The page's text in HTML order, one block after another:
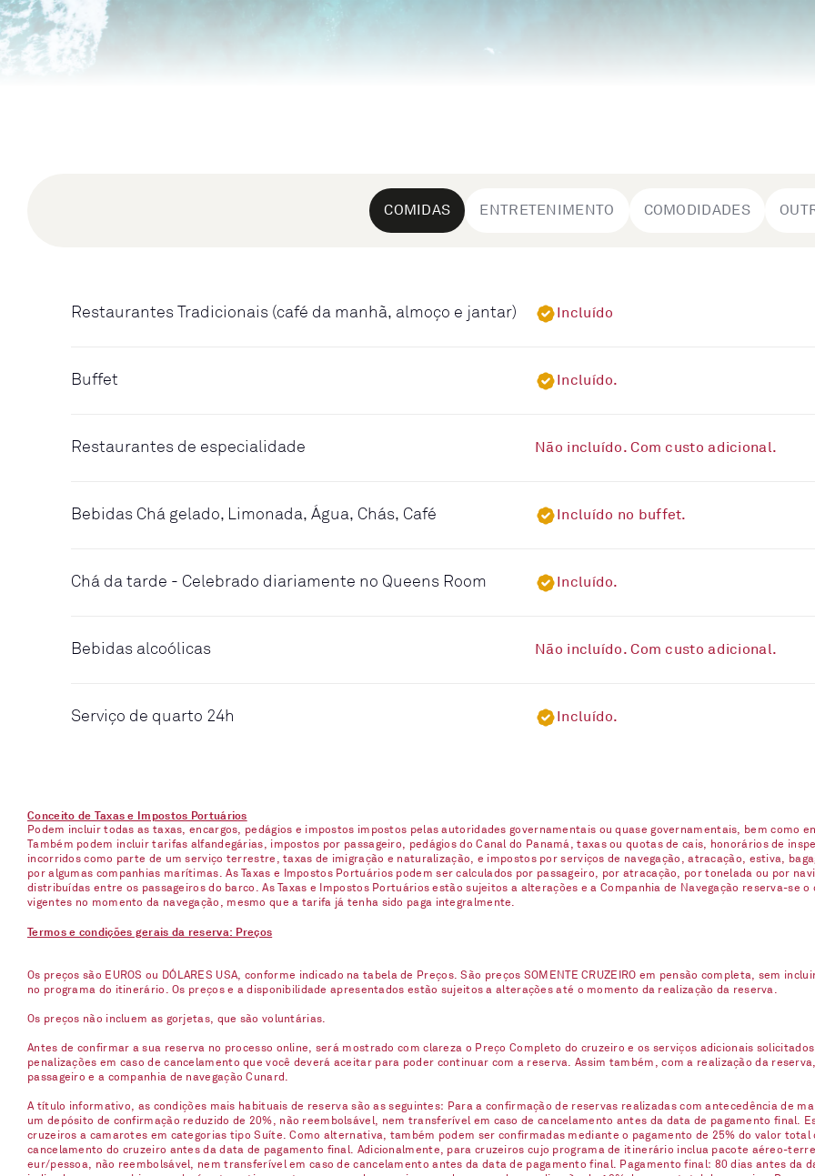
COMIDAS ENTRETENIMENTO COMODIDADES
Restaurantes Tradicionais (café da manhã, almoço e jantar) Incluído
Buffet Incluído.
Restaurantes de especialidade Não incluído. Com custo adicional.
Bebidas Chá gelado, Limonada, Água, Chás, Café Incluído no buffet.
Chá da tarde - Celebrado diariamente no Queens Room Incluído.
Bebidas alcoólicas Não incluído. Com custo adicional.
Serviço de quarto 24h Incluído.
Conceito de Taxas e Impostos Portuários
Podem incluir todas as taxas, encargos, pedágios e impostos impostos pelas autoridades governamentais ou quase governamentais, bem como
Também podem incluir tarifas alfandegárias, impostos por passageiro, pedágios do Canal do Panamá, taxas ou quotas de cais, honorários de
incorridos como parte de um serviço terrestre, taxas de imigração e naturalização, e impostos por serviços de navegação, atracação, estiva,
por algumas companhias marítimas. As Taxas e Impostos Portuários podem ser calculados por passageiro, por atracação, por tonelada ou por
distribuídas entre os passageiros do barco. As Taxas e Impostos Portuários estão sujeitos a alterações e a Companhia de Navegação reserva-se
vigentes no momento da navegação, mesmo que a tarifa já tenha sido paga integralmente.
Termos e condições gerais da reserva: Preços
Os preços são EUROS ou DÓLARES USA, conforme indicado na tabela de Preços. São preços SOMENTE CRUZEIRO em pensão completa, sem
no programa do itinerário. Os preços e a disponibilidade apresentados estão sujeitos a alterações até o momento da realização da reserva.
Os preços não incluem as gorjetas, que são voluntárias.
Antes de confirmar a sua reserva no processo online, será mostrado com clareza o Preço Completo do cruzeiro e os serviços adicionais
penalizações em caso de cancelamento que você deverá aceitar para poder continuar com a reserva. Assim também, com a realização da
passageiro e a companhia de navegação Cunard.
A título informativo, as condições mais habituais de reserva são as seguintes: Para a confirmação de reservas realizadas com antecedência de
um depósito de confirmação reduzido de 20%, não reembolsável, nem transferível em caso de cancelamento antes da data de pagamento final.
cruzeiros a camarotes em categorias tipo Suíte. Como alternativa, também podem ser confirmadas mediante o pagamento de 25% do valor
cancelamento do cruzeiro antes da data de pagamento final. Adicionalmente, para cruzeiros cujo programa de itinerário inclua pacote aéreo-
eur/pessoa, não reembolsável, nem transferível em caso de cancelamento antes da data de pagamento final. Pagamento final: 80 dias antes da